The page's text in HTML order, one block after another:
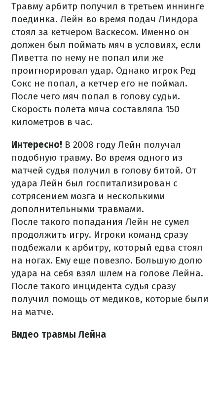
Травму арбитр получил в третьем иннинге
поединка. Лейн во время подач Линдора
стоял за кетчером Васкесом. Именно он
должен был поймать мяч в условиях, если
Пиветта по нему не попал или же
проигнорировал удар. Однако игрок Ред
Сокс не попал, а кетчер его не поймал.
После чего мяч попал в голову судьи.
Скорость полета мяча составляла 150
километров в час.
Интересно! В 2008 году Лейн получал
подобную травму. Во время одного из
матчей судья получил в голову битой. От
удара Лейн был госпитализирован с
сотрясением мозга и несколькими
дополнительными травмами.
После такого попадания Лейн не сумел
продолжить игру. Игроки команд сразу
подбежали к арбитру, который едва стоял
на ногах. Ему еще повезло. Большую долю
удара на себя взял шлем на голове Лейна.
После такого инцидента судья сразу
получил помощь от медиков, которые были
на матче.
Видео травмы Лейна